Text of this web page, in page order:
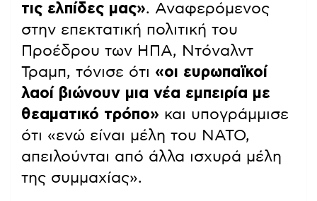
τις ελπίδες μας». Αναφερόμενος
στην επεκτατική πολιτική του
Προέδρου των ΗΠΑ, Ντόναλντ
Τραμπ, τόνισε ότι «οι ευρωπαϊκοί
λαοί βιώνουν μια νέα εμπειρία με
θεαματικό τρόπο» και υπογράμμισε
ότι «ενώ είναι μέλη του ΝΑΤΟ,
απειλούνται από άλλα ισχυρά μέλη
της συμμαχίας».